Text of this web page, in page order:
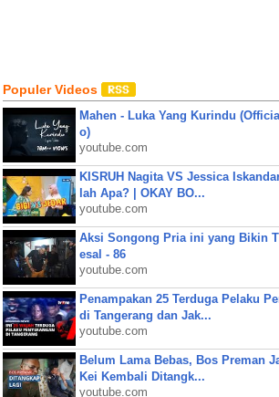
Populer Videos
Mahen - Luka Yang Kurindu
o)
youtube.com
KISRUH Nagita VS Jessica
lah Apa? | OKAY BO...
youtube.com
Aksi Songong Pria ini yang Bikin
esal - 86
youtube.com
Penampakan 25 Terduga Pelaku
di Tangerang dan Jak...
youtube.com
Belum Lama Bebas, Bos Preman
Kei Kembali Ditangk...
youtube.com